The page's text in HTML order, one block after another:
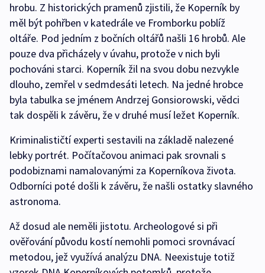
hrobu. Z historických pramenů zjistili, že Koperník by
měl být pohřben v katedrále ve Fromborku poblíž
oltáře. Pod jedním z bočních oltářů našli 16 hrobů. Ale
pouze dva přicházely v úvahu, protože v nich byli
pochováni starci. Koperník žil na svou dobu nezvykle
dlouho, zemřel v sedmdesáti letech. Na jedné hrobce
byla tabulka se jménem Andrzej Gonsiorowski, vědci
tak dospěli k závěru, že v druhé musí ležet Koperník.
Kriminalističtí experti sestavili na základě nalezené
lebky portrét. Počítačovou animaci pak srovnali s
podobiznami namalovanými za Koperníkova života.
Odborníci poté došli k závěru, že našli ostatky slavného
astronoma.
Až dosud ale neměli jistotu. Archeologové si při
ověřování původu kostí nemohli pomoci srovnávací
metodou, jež využívá analýzu DNA. Neexistuje totiž